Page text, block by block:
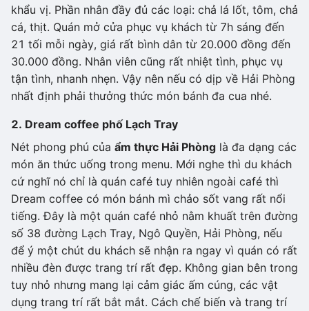
khẩu vị. Phần nhân đầy đủ các loại: chả lá lốt, tôm, chả
cá, thịt. Quán mở cửa phục vụ khách từ 7h sáng đến
21 tối mỗi ngày, giá rất bình dân từ 20.000 đồng đến
30.000 đồng. Nhân viên cũng rất nhiệt tình, phục vụ
tận tình, nhanh nhẹn. Vậy nên nếu có dịp về Hải Phòng
nhất định phải thưởng thức món bánh đa cua nhé.
2. Dream coffee phố Lạch Tray
Nét phong phú của ẩm thực Hải Phòng là đa dạng các
món ăn thức uống trong menu. Mới nghe thì du khách
cứ nghĩ nó chỉ là quán café tuy nhiên ngoài café thì
Dream coffee có món bánh mì chảo sốt vang rất nổi
tiếng. Đây là một quán café nhỏ nằm khuất trên đường
số 38 đường Lạch Tray, Ngô Quyền, Hải Phòng, nếu
để ý một chút du khách sẽ nhận ra ngay vì quán có rất
nhiều đèn được trang trí rất đẹp. Không gian bên trong
tuy nhỏ nhưng mang lại cảm giác ấm cúng, các vật
dụng trang trí rất bắt mắt. Cách chế biến và trang trí